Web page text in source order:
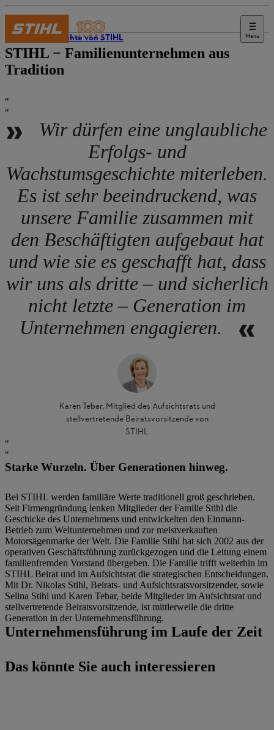
Menu
Geschichte von STIHL
STIHL − Familienunternehmen aus
Tradition
Wir dürfen eine unglaubliche
Erfolgs- und
Wachstumsgeschichte miterleben.
Es ist sehr beeindruckend, was
unsere Familie zusammen mit
den Beschäftigten aufgebaut hat
und wie sie es geschafft hat, dass
wir uns als dritte – und sicherlich
nicht letzte – Generation im
Unternehmen engagieren.
Karen Tebar, Mitglied des Aufsichtsrats und
stellvertretende Beiratsvorsitzende von
STIHL
Starke Wurzeln. Über Generationen hinweg.
Bei STIHL werden familiäre Werte traditionell groß geschrieben.
Seit Firmengründung lenken Mitglieder der Familie Stihl die
Geschicke des Unternehmens und entwickelten den Einmann-
Betrieb zum Weltunternehmen und zur meistverkauften
Motorsägenmarke der Welt. Die Familie Stihl hat sich 2002 aus der
operativen Geschäftsführung zurückgezogen und die Leitung einem
familienfremden Vorstand übergeben. Die Familie trifft weiterhin im
STIHL Beirat und im Aufsichtsrat die strategischen Entscheidungen.
Mit Dr. Nikolas Stihl, Beirats- und Aufsichtsratsvorsitzender, sowie
Selina Stihl und Karen Tebar, beide Mitglieder im Aufsichtsrat und
stellvertretende Beiratsvorsitzende, ist mittlerweile die dritte
Generation in der Unternehmensführung.
Unternehmensführung im Laufe der Zeit
Das könnte Sie auch interessieren